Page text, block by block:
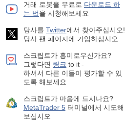
거래 로봇을 무료로 다운로드 하
는 법을 시청해보세요
당사를 Twitter에서 찾아주십시오!
당사 팬 페이지에 가입하십시오
스크립트가 흥미로우신가요?
그렇다면 링크 to it -
하셔서 다른 이들이 평가할 수 있
도록 해보세요
스크립트가 마음에 드시나요?
MetaTrader 5 터미널에서 시도해
보십시오